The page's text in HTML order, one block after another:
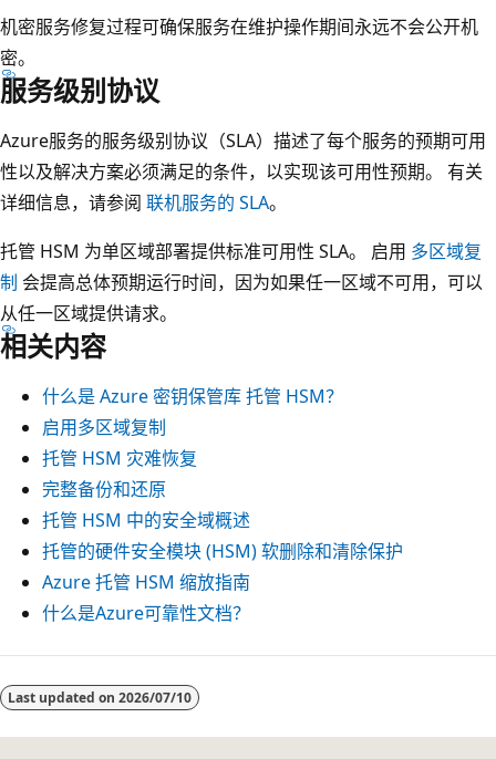
头
全
部
互
连
。
机密服务修复过程可确保服务在维护操作期间永远不会公开机
密。
服务级别协议
Azure服务的服务级别协议（SLA）描述了每个服务的预期可用
性以及解决方案必须满足的条件，以实现该可用性预期。 有关
详细信息，请参阅 联机服务的 SLA。
托管 HSM 为单区域部署提供标准可用性 SLA。 启用 多区域复
制 会提高总体预期运行时间，因为如果任一区域不可用，可以
从任一区域提供请求。
相关内容
什么是 Azure 密钥保管库 托管 HSM？
启用多区域复制
托管 HSM 灾难恢复
完整备份和还原
托管 HSM 中的安全域概述
托管的硬件安全模块 (HSM) 软删除和清除保护
Azure 托管 HSM 缩放指南
什么是Azure可靠性文档？
Last updated on 2026/07/10